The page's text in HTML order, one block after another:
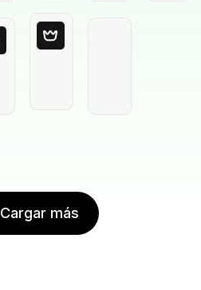
Cargar más